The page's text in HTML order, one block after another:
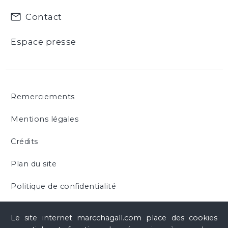
Le site internet marcchagall.com place des cookies
Marc Chagall : The Third Dimension
Tokyo Station Gallery, 16 septembre 2017 - 3 décembre
2017 - 18 février 2018 ; Aomori, Aomori Museum of Art,
Architecture, 2017, n° 40, ill. p. 82
Contact
Espace presse
Remerciements
Mentions légales
Crédits
Plan du site
Politique de confidentialité